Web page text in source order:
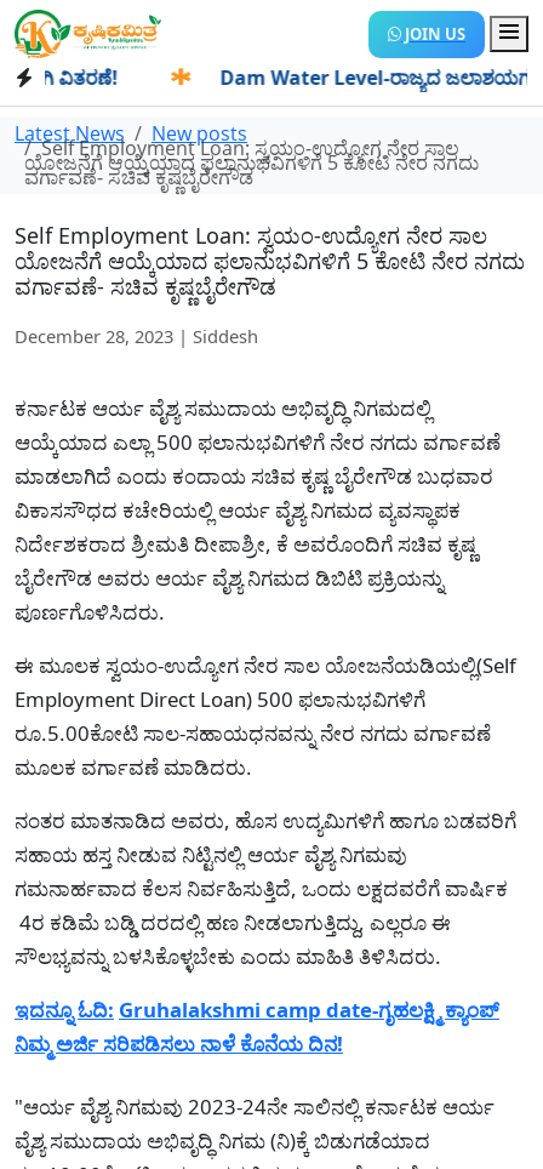
JOIN US
ವಿತರಣೆ! Dam Water Level-ರಾಜ್ಯದ ಜಲಾಶಯಗಳಿಗೆ
Latest News New posts
Self Employment Loan: ಸ್ವಯಂ-ಉದ್ಯೋಗ ನೇರ ಸಾಲ
ಯೋಜನೆಗೆ ಆಯ್ಕೆಯಾದ ಫಲಾನುಭವಿಗಳಿಗೆ 5 ಕೋಟಿ ನೇರ ನಗದು
ವರ್ಗಾವಣೆ- ಸಚಿವ ಕೃಷ್ಣಬೈರೇಗೌಡ
Self Employment Loan: ಸ್ವಯಂ-ಉದ್ಯೋಗ ನೇರ ಸಾಲ
ಯೋಜನೆಗೆ ಆಯ್ಕೆಯಾದ ಫಲಾನುಭವಿಗಳಿಗೆ 5 ಕೋಟಿ ನೇರ ನಗದು
ವರ್ಗಾವಣೆ- ಸಚಿವ ಕೃಷ್ಣಬೈರೇಗೌಡ
December 28, 2023 | Siddesh
ಕರ್ನಾಟಕ ಆರ್ಯ ವೈಶ್ಯ ಸಮುದಾಯ ಅಭಿವೃದ್ಧಿ ನಿಗಮದಲ್ಲಿ
ಆಯ್ಕೆಯಾದ ಎಲ್ಲಾ 500 ಫಲಾನುಭವಿಗಳಿಗೆ ನೇರ ನಗದು ವರ್ಗಾವಣೆ
ಮಾಡಲಾಗಿದೆ ಎಂದು ಕಂದಾಯ ಸಚಿವ ಕೃಷ್ಣ ಬೈರೇಗೌಡ ಬುಧವಾರ
ವಿಕಾಸಸೌಧದ ಕಚೇರಿಯಲ್ಲಿ ಆರ್ಯ ವೈಶ್ಯ ನಿಗಮದ ವ್ಯವಸ್ಥಾಪಕ
ನಿರ್ದೇಶಕರಾದ ಶ್ರೀಮತಿ ದೀಪಾಶ್ರೀ, ಕೆ ಅವರೊಂದಿಗೆ ಸಚಿವ ಕೃಷ್ಣ
ಬೈರೇಗೌಡ ಅವರು ಆರ್ಯ ವೈಶ್ಯ ನಿಗಮದ ಡಿಬಿಟಿ ಪ್ರಕ್ರಿಯನ್ನು
ಪೂರ್ಣಗೊಳಿಸಿದರು.
ಈ ಮೂಲಕ ಸ್ವಯಂ-ಉದ್ಯೋಗ ನೇರ ಸಾಲ ಯೋಜನೆಯಡಿಯಲ್ಲಿ(Self
Employment Direct Loan) 500 ಫಲಾನುಭವಿಗಳಿಗೆ
ರೂ.5.00ಕೋಟಿ ಸಾಲ-ಸಹಾಯಧನವನ್ನು ನೇರ ನಗದು ವರ್ಗಾವಣೆ
ಮೂಲಕ ವರ್ಗಾವಣೆ ಮಾಡಿದರು.
ನಂತರ ಮಾತನಾಡಿದ ಅವರು, ಹೊಸ ಉದ್ಯಮಿಗಳಿಗೆ ಹಾಗೂ ಬಡವರಿಗೆ
ಸಹಾಯ ಹಸ್ತ ನೀಡುವ ನಿಟ್ಟಿನಲ್ಲಿ ಆರ್ಯ ವೈಶ್ಯ ನಿಗಮವು
ಗಮನಾರ್ಹವಾದ ಕೆಲಸ ನಿರ್ವಹಿಸುತ್ತಿದೆ, ಒಂದು ಲಕ್ಷದವರೆಗೆ ವಾರ್ಷಿಕ
4ರ ಕಡಿಮೆ ಬಡ್ಡಿ ದರದಲ್ಲಿ ಹಣ ನೀಡಲಾಗುತ್ತಿದ್ದು, ಎಲ್ಲರೂ ಈ
ಸೌಲಭ್ಯವನ್ನು ಬಳಸಿಕೊಳ್ಳಬೇಕು ಎಂದು ಮಾಹಿತಿ ತಿಳಿಸಿದರು.
ಇದನ್ನೂ ಓದಿ: Gruhalakshmi camp date-ಗೃಹಲಕ್ಷ್ಮಿ ಕ್ಯಾಂಪ್
ನಿಮ್ಮ ಅರ್ಜಿ ಸರಿಪಡಿಸಲು ನಾಳೆ ಕೊನೆಯ ದಿನ!
"ಆರ್ಯ ವೈಶ್ಯ ನಿಗಮವು 2023-24ನೇ ಸಾಲಿನಲ್ಲಿ ಕರ್ನಾಟಕ ಆರ್ಯ
ವೈಶ್ಯ ಸಮುದಾಯ ಅಭಿವೃದ್ಧಿ ನಿಗಮ (ನಿ)ಕ್ಕೆ ಬಿಡುಗಡೆಯಾದ